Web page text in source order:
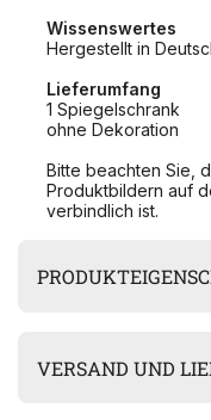
Wissenswertes
Hergestellt in
Lieferumfang
1 Spiegelschrank
ohne Dekoration
Bitte beachten Sie,
Produktbildern auf
verbindlich ist.
VERSAND UND